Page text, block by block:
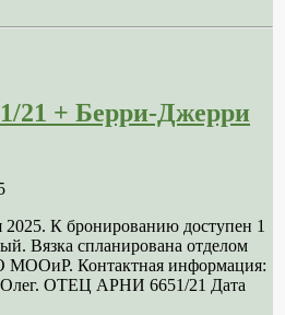
21 + Берри-Джерри
2025. К бронированию доступен 1
Вязка спланирована отделом
МООиР. Контактная информация:
Олег. ОТЕЦ АРНИ 6651/21 Дата